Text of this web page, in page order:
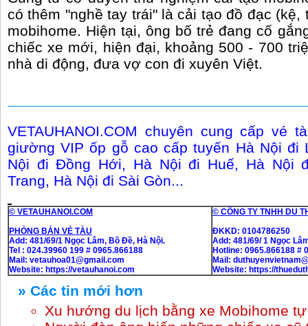
có thêm "nghề tay trái" là cải tạo đồ đạc
mobihome. Hiện tại, ông bố trẻ đang cố
chiếc xe mới, hiện đại, khoảng 500 - 700
nhà di động, đưa vợ con đi xuyên Việt.
VETAUHANOI.COM chuyên cung cấp vé
giường VIP ốp gỗ cao cấp tuyến Hà Nội đi
Nội đi Đồng Hới, Hà Nội đi Huế, Hà Nội
Trang, Hà Nội đi Sài Gòn...
© VETAUHANOI.COM
PHÒNG BÁN VÉ TÀU
Add: 481/69/1 Ngọc Lâm, Bồ Đề, Hà Nội.
Tel : 024.39960 199 # 0965.866188
Mail: vetauhoa01@gmail.com
Website: https://vetauhanoi.com
© CÔNG TY TNHH DU
ĐKKD: 0104786250
Add: 481/69/ 1 Ngọc
Hotline: 0965.866188 #
Mail:
Website: https://
» Các tin mới hơn
Xu hướng du lịch bằng xe Mobihome